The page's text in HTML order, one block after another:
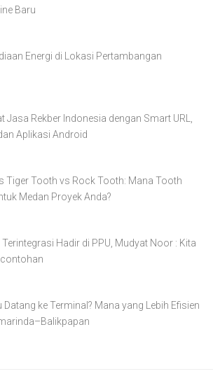
Baru
Energi di Lokasi Pertambangan
Jasa Rekber Indonesia dengan Smart URL,
Aplikasi Android
Tiger Tooth vs Rock Tooth: Mana Tooth
Medan Proyek Anda?
Hadir di PPU, Mudyat Noor : Kita
ke Terminal? Mana yang Lebih Efisien